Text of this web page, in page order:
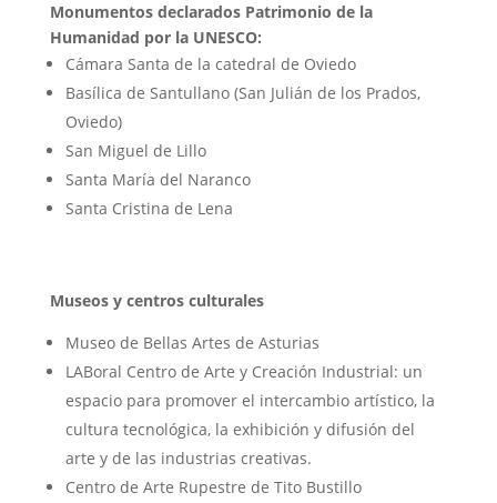
Monumentos declarados Patrimonio de la
Humanidad por la UNESCO:
Cámara Santa de la catedral de Oviedo
Basílica de Santullano (San Julián de los Prados,
Oviedo)
San Miguel de Lillo
Santa María del Naranco
Santa Cristina de Lena
Museos y centros culturales
Museo de Bellas Artes de Asturias
LABoral Centro de Arte y Creación Industrial: un
espacio para promover el intercambio artístico, la
cultura tecnológica, la exhibición y difusión del
arte y de las industrias creativas.
Centro de Arte Rupestre de Tito Bustillo